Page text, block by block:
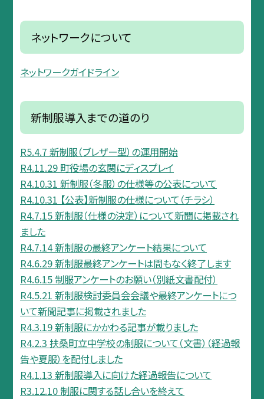
ネットワークについて
ネットワークガイドライン
新制服導入までの道のり
R5.4.7 新制服（ブレザー型）の運用開始
R4.11.29 町役場の玄関にディスプレイ
R4.10.31 新制服（冬服）の仕様等の公表について
R4.10.31 【公表】新制服の仕様について（チラシ）
R4.7.15 新制服（仕様の決定）について新聞に掲載され
ました
R4.7.14 新制服の最終アンケート結果について
R4.6.29 新制服最終アンケートは間もなく終了します
R4.6.15 制服アンケートのお願い（別紙文書配付）
R4.5.21 新制服検討委員会会議や最終アンケートにつ
いて新聞記事に掲載されました
R4.3.19 新制服にかかわる記事が載りました
R4.2.3 扶桑町立中学校の制服について（文書）（経過報
告や夏服）を配付しました
R4.1.13 新制服導入に向けた経過報告について
R3.12.10 制服に関する話し合いを終えて